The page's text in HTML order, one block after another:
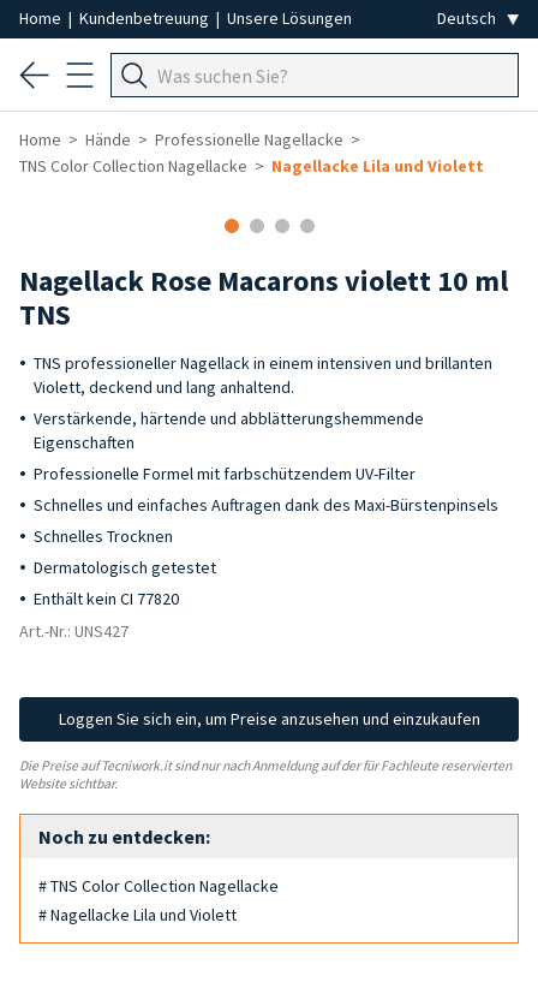
Home | Kundenbetreuung | Unsere Lösungen
Home Hände
Professionelle Nagellacke
TNS Color Collection Nagellacke
Nagellacke Lila und Violett
Nagellack Rose Macarons violett 10 ml
TNS
TNS professioneller Nagellack in einem intensiven und brillanten
Violett, deckend und lang anhaltend.
Verstärkende, härtende und abblätterungshemmende
Eigenschaften
Professionelle Formel mit farbschützendem UV-Filter
Schnelles und einfaches Auftragen dank des Maxi-Bürstenpinsels
Schnelles Trocknen
Dermatologisch getestet
Enthält kein CI 77820
Art.-Nr.: UNS427
Loggen Sie sich ein, um Preise anzusehen und einzukaufen
Die Preise auf Tecniwork.it sind nur nach Anmeldung auf der für Fachleute reservierten
Website sichtbar.
Noch zu entdecken:
# TNS Color Collection Nagellacke
# Nagellacke Lila und Violett